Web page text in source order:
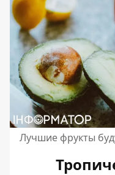
Лучшие фрукты